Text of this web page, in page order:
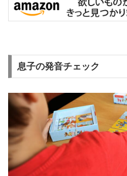
息子の発音チェック